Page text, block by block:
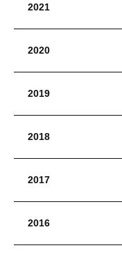
2021
2020
2019
2018
2017
2016